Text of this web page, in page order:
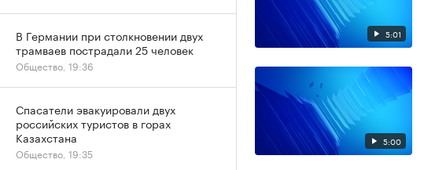
5:01
5:00
В Германии при столкновении двух
трамваев пострадали 25 человек
Общество, 19:36
Спасатели эвакуировали двух
российских туристов в горах
Казахстана
Общество, 19:35